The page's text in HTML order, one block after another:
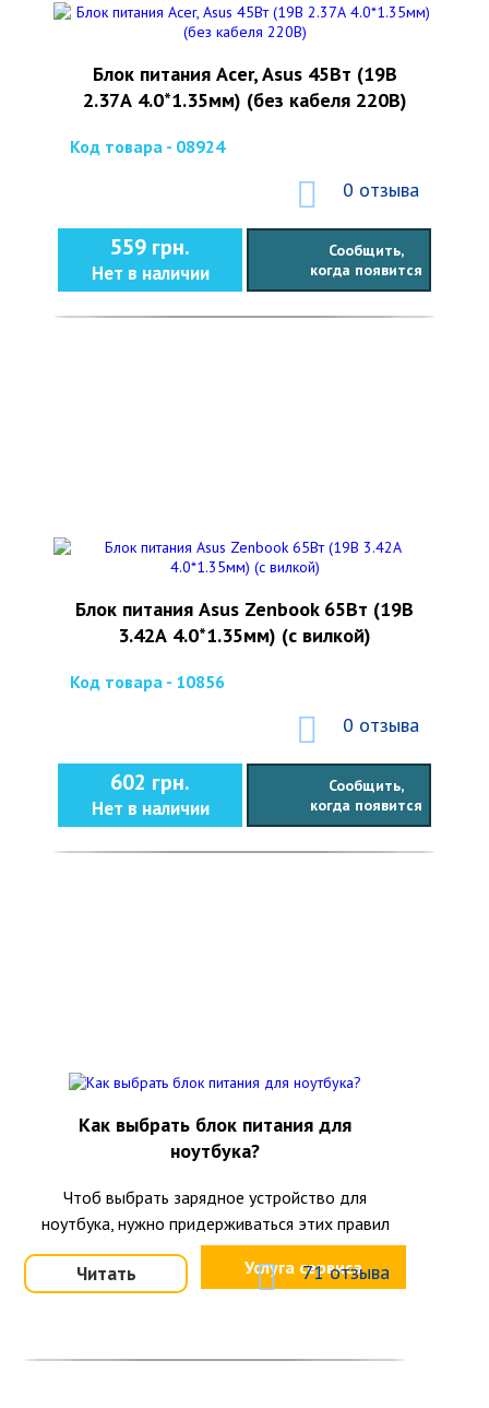
Блок питания Acer, Asus 45Вт (19В
2.37А 4.0*1.35мм) (без кабеля 220В)
Код товара - 08924
0 отзыва
559 грн.
Нет в наличии
Сообщить,
когда появится
Блок питания Asus Zenbook 65Вт (19В
3.42А 4.0*1.35мм) (с вилкой)
Код товара - 10856
0 отзыва
602 грн.
Нет в наличии
Сообщить,
когда появится
Услуга сервиса
Как выбрать блок питания для
ноутбука?
Чтоб выбрать зарядное устройство для
ноутбука, нужно придерживаться этих правил
Читать 71 отзыва